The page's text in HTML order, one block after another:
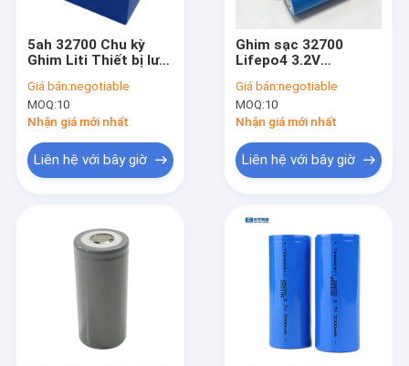
5ah 32700 Chu kỳ
Ghim Liti Thiết bị lưu
Ghim Lifepo4
Giá bán:negotiable
MOQ:10
Nhận giá mới nhất
Liên hệ với bây giờ
Ghim sạc 32700
Lifepo4 3.2V
sản phẩm điện
Giá bán:negotiable
MOQ:10
Nhận giá mới nhất
Liên hệ với bây giờ